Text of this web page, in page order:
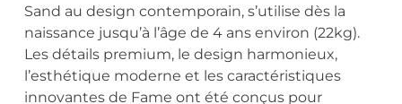
Sand au design contemporain, s’utilise dès la
naissance jusqu’à l’âge de 4 ans environ (22kg).
Les détails premium, le design harmonieux,
l’esthétique moderne et les caractéristiques
innovantes de Fame ont été conçus pour